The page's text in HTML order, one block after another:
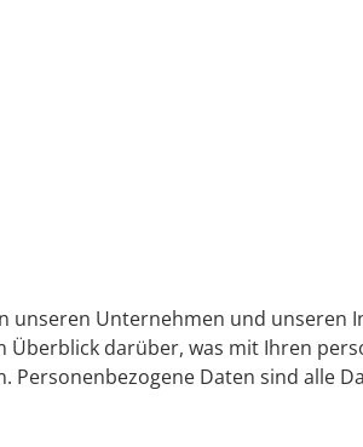
unseren Unternehmen und unseren
Überblick darüber, was mit Ihren
Personenbezogene Daten sind alle